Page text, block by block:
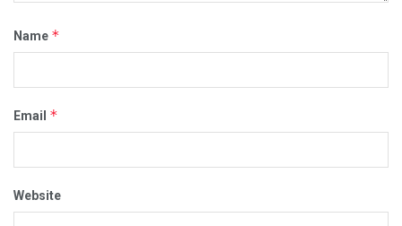
Name *
Email *
Website